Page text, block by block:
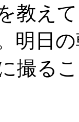
教え
明日
撮る